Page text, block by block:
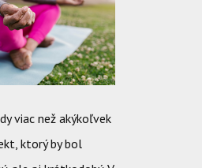
viac než akýkoľvek
ktorý by bol